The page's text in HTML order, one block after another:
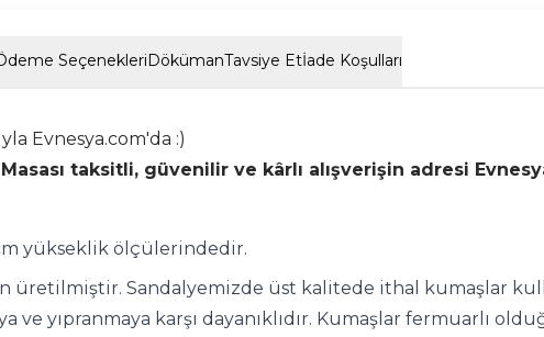
SeçenekleriDökümanTavsiye Etİade Koşulları
Evnesya.com'da :)
taksitli, güvenilir ve kârlı alışverişin adresi
yükseklik ölçülerindedir.
üretilmiştir. Sandalyemizde üst kalitede ithal kumaşlar
yıpranmaya karşı dayanıklıdır. Kumaşlar fermuarlı